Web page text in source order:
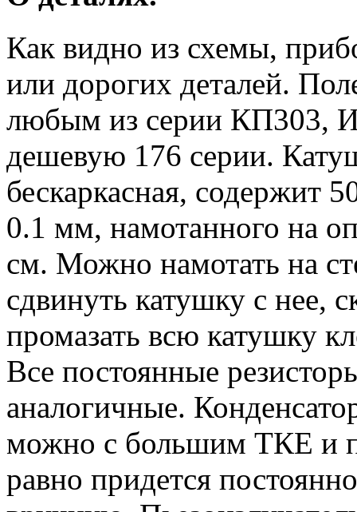
Как видно из схемы,
или дорогих деталей.
любым из серии КП303,
дешевую 176 серии.
бескаркасная, содержит
0.1 мм, намотанного на
см. Можно намотать на
сдвинуть катушку с нее,
промазать всю катушку
Все постоянные
аналогичные.
можно с большим ТКЕ и
равно придется